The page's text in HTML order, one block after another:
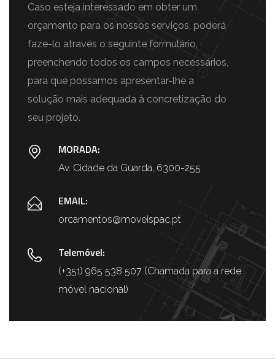
Caso esteja interessado em obter um
orçamento para os nossos serviços, poderá
faze-lo através o seguinte formulário,
preenchendo todos os campos necessários,
para que possamos apresentar-lhe a
solução mais adequada à concretização do
seu projeto.
MORADA:
Av. Cidade da Guarda, 6300-255
EMAIL:
orcamentos@moveispac.pt
Telemóvel:
(+351) 965 538 507 (Chamada para a rede
móvel nacional)